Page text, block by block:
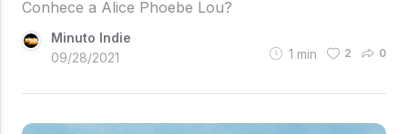
Conhece a Alice Phoebe Lou?
Minuto Indie
09/28/2021
1 min 2 0